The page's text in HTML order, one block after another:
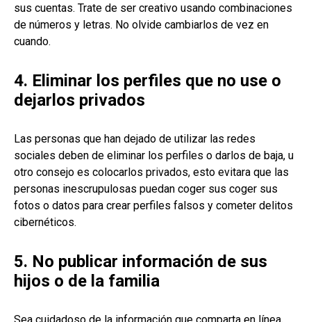
sus cuentas. Trate de ser creativo usando combinaciones
de números y letras. No olvide cambiarlos de vez en
cuando.
4. Eliminar los perfiles que no use o
dejarlos privados
Las personas que han dejado de utilizar las redes
sociales deben de eliminar los perfiles o darlos de baja, u
otro consejo es colocarlos privados, esto evitara que las
personas inescrupulosas puedan coger sus coger sus
fotos o datos para crear perfiles falsos y cometer delitos
cibernéticos.
5. No publicar información de sus
hijos o de la familia
Sea cuidadoso de la información que comparta en línea,